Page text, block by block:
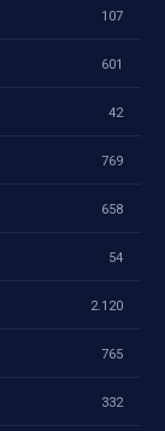
107
601
42
769
658
54
2.120
765
332